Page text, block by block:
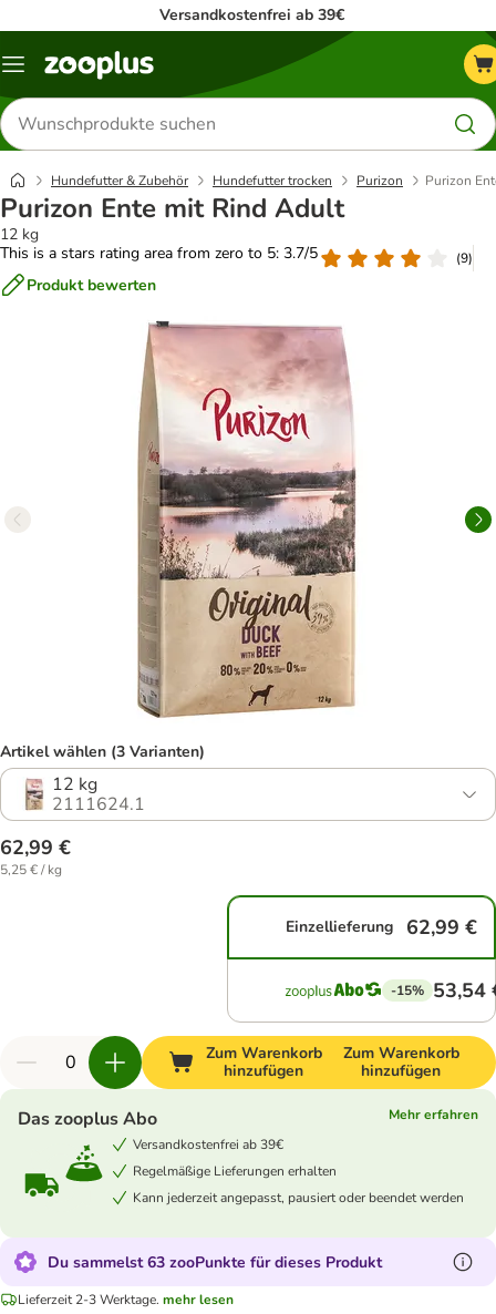
Versandkostenfrei ab 39€
Menü
Produkte
suchen
Hundefutter & Zubehör Hundefutter trocken Purizon Purizon
Purizon Ente mit Rind Adult
12 kg
This is a stars rating area from zero to 5: 3.7/5
(9)
Produkt bewerten
Artikel wählen (3 Varianten)
12 kg
2111624.1
62,99 €
5,25 € / kg
Einzellieferung 62,99 €
-15% 53,54
Zum Warenkorb
hinzufügen
Zum Warenkorb
hinzufügen
Das zooplus Abo
Mehr erfahren
Versandkostenfrei ab 39€
Regelmäßige Lieferungen erhalten
Kann jederzeit angepasst, pausiert oder beendet werden
Du sammelst 63 zooPunkte für dieses Produkt
Lieferzeit 2-3 Werktage. mehr lesen